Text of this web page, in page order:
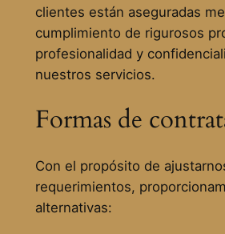
clientes están aseguradas
cumplimiento de rigurosos
profesionalidad y
nuestros servicios.
Formas de
Con el propósito de
requerimientos,
alternativas: